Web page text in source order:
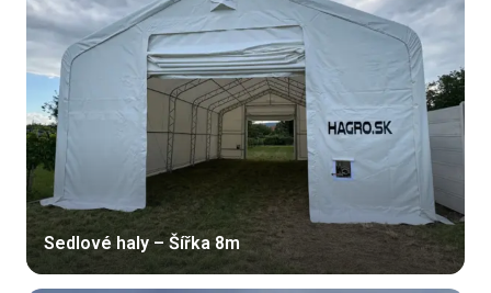
Sedlové haly – Šířka 8m